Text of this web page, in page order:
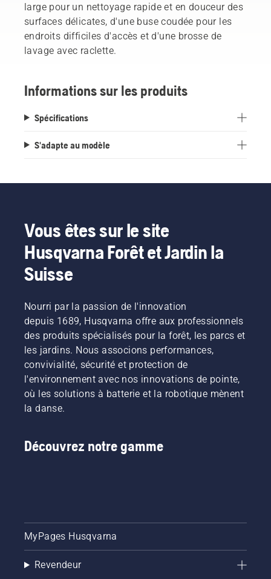
large pour un nettoyage rapide et en douceur des
surfaces délicates, d'une buse coudée pour les
endroits difficiles d'accès et d'une brosse de
lavage avec raclette.
Informations sur les produits
Spécifications
S'adapte au modèle
Vous êtes sur le site
Husqvarna Forêt et Jardin la
Suisse
Nourri par la passion de l'innovation
depuis 1689, Husqvarna offre aux professionnels
des produits spécialisés pour la forêt, les parcs et
les jardins. Nous associons performances,
convivialité, sécurité et protection de
l'environnement avec nos innovations de pointe,
où les solutions à batterie et la robotique mènent
la danse.
Découvrez notre gamme
MyPages Husqvarna
Revendeur